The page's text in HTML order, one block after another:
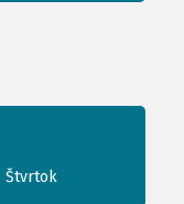
Štvrtok